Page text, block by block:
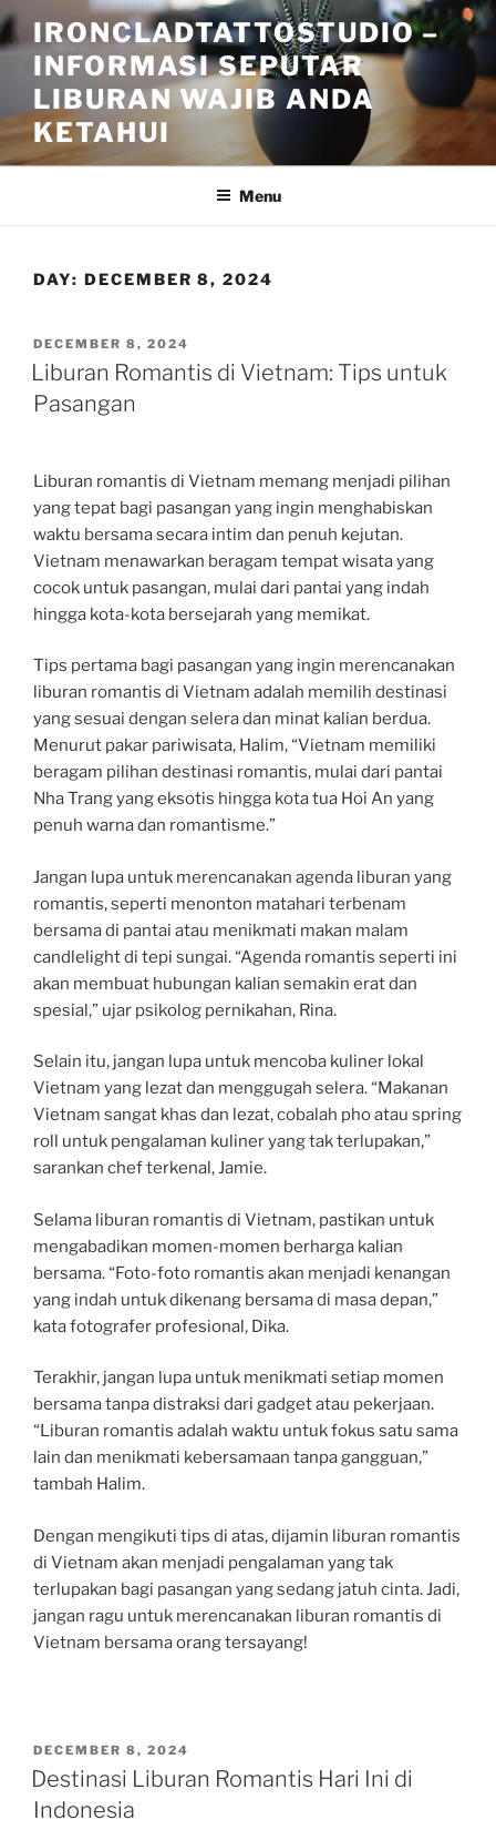
Skip
to
content
IRONCLADTATTOSTUDIO –
INFORMASI SEPUTAR
LIBURAN WAJIB ANDA
KETAHUI
Menu
DAY: DECEMBER 8, 2024
POSTED
ON
DECEMBER 8, 2024
Liburan Romantis di Vietnam: Tips untuk
Pasangan
Liburan romantis di Vietnam memang menjadi pilihan
yang tepat bagi pasangan yang ingin menghabiskan
waktu bersama secara intim dan penuh kejutan.
Vietnam menawarkan beragam tempat wisata yang
cocok untuk pasangan, mulai dari pantai yang indah
hingga kota-kota bersejarah yang memikat.
Tips pertama bagi pasangan yang ingin merencanakan
liburan romantis di Vietnam adalah memilih destinasi
yang sesuai dengan selera dan minat kalian berdua.
Menurut pakar pariwisata, Halim, “Vietnam memiliki
beragam pilihan destinasi romantis, mulai dari pantai
Nha Trang yang eksotis hingga kota tua Hoi An yang
penuh warna dan romantisme.”
Jangan lupa untuk merencanakan agenda liburan yang
romantis, seperti menonton matahari terbenam
bersama di pantai atau menikmati makan malam
candlelight di tepi sungai. “Agenda romantis seperti ini
akan membuat hubungan kalian semakin erat dan
spesial,” ujar psikolog pernikahan, Rina.
Selain itu, jangan lupa untuk mencoba kuliner lokal
Vietnam yang lezat dan menggugah selera. “Makanan
Vietnam sangat khas dan lezat, cobalah pho atau spring
roll untuk pengalaman kuliner yang tak terlupakan,”
sarankan chef terkenal, Jamie.
Selama liburan romantis di Vietnam, pastikan untuk
mengabadikan momen-momen berharga kalian
bersama. “Foto-foto romantis akan menjadi kenangan
yang indah untuk dikenang bersama di masa depan,”
kata fotografer profesional, Dika.
Terakhir, jangan lupa untuk menikmati setiap momen
bersama tanpa distraksi dari gadget atau pekerjaan.
“Liburan romantis adalah waktu untuk fokus satu sama
lain dan menikmati kebersamaan tanpa gangguan,”
tambah Halim.
Dengan mengikuti tips di atas, dijamin liburan romantis
di Vietnam akan menjadi pengalaman yang tak
terlupakan bagi pasangan yang sedang jatuh cinta. Jadi,
jangan ragu untuk merencanakan liburan romantis di
Vietnam bersama orang tersayang!
POSTED
ON
DECEMBER 8, 2024
Destinasi Liburan Romantis Hari Ini di
Indonesia